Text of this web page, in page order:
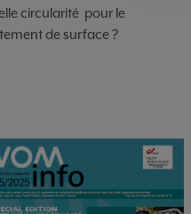
circularité pour le
de surface ?